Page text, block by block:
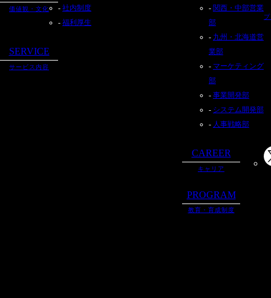
価値観・文化
社内制度
福利厚生
SERVICE
サービス内容
関西・中部営業
部
九州・北海道営
業部
マーケティング
部
事業開発部
システム開発部
人事戦略部
CAREER
キャリア
PROGRAM
教育・育成制度